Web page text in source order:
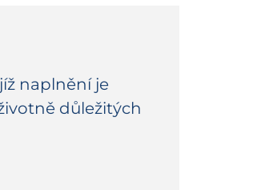
naplnění je
důležitých